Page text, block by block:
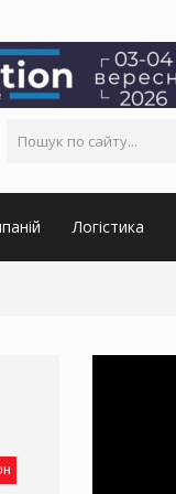
Логістика